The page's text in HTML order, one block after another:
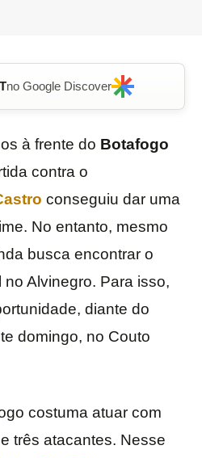
no Google Discover
à frente do Botafogo
contra o
conseguiu dar uma
No entanto, mesmo
busca encontrar o
Alvinegro. Para isso,
diante do
domingo, no Couto
costuma atuar com
três atacantes. Nesse